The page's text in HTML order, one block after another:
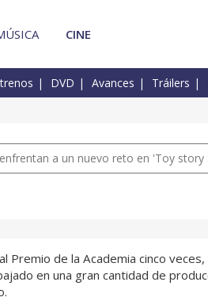
CINE
DVD Avances Tráilers
a un nuevo reto en 'Toy story
Premio de la Academia cinco
en una gran cantidad de